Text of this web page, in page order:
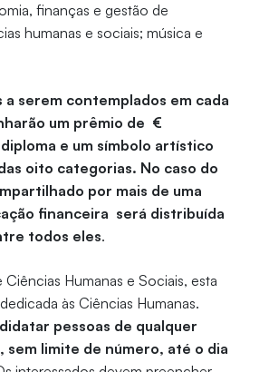
finanças e gestão de
humanas e sociais; música e
a serem contemplados em cada
um prêmio de €
e um símbolo artístico
oito categorias. No caso do
por mais de uma
financeira será distribuída
todos eles.
Humanas e Sociais, esta
às Ciências Humanas.
pessoas de qualquer
sem limite de número, até o dia